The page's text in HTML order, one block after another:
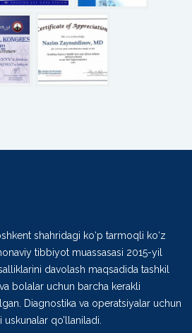
shahridagi ko‘p tarmoqli ko‘z
tibbiyot muassasasi 2015-yil
davolash maqsadida tashkil
bolalar uchun barcha kerakli
Diagnostika va operatsiyalar uchun
qo’llaniladi.